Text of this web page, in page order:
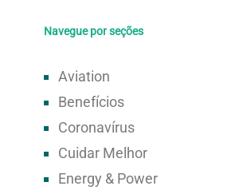
Navegue por seções
Aviation
Benefícios
Coronavírus
Cuidar Melhor
Energy & Power